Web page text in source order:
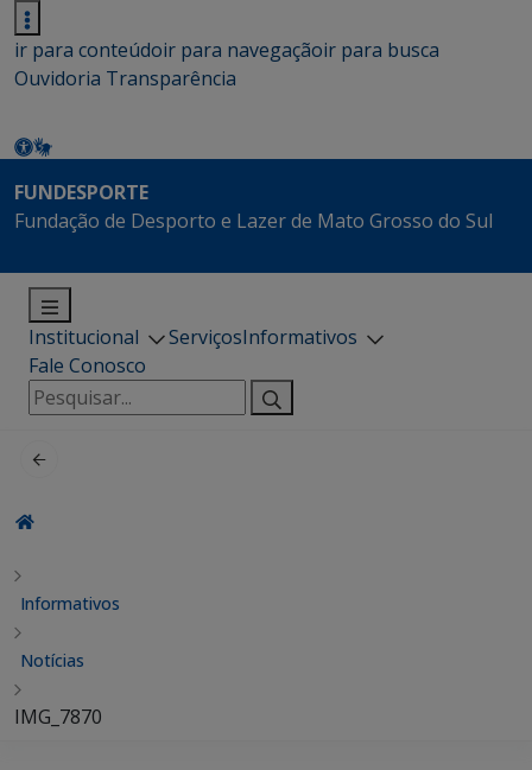
ir para conteúdoir para navegaçãoir para busca
Ouvidoria Transparência
FUNDESPORTE
Fundação de Desporto e Lazer de Mato Grosso do Sul
Institucional ServiçosInformativos
Fale Conosco
Pesquisar
por:
Informativos
Notícias
IMG_7870